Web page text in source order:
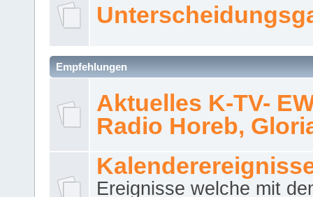
Empfehlungen
Aktuelles K-TV-
Radio Horeb,
Ereignisse welche mit